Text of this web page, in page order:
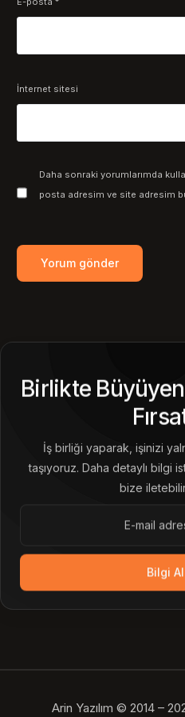
İnternet sitesi
Daha sonraki yorumlarımda
posta adresim ve site adresim
Birlikte
İş birliği yaparak, işinizi
taşıyoruz. Daha detaylı bilgi
bize
Bilgi Al
Arin Yazılım © 2014 –